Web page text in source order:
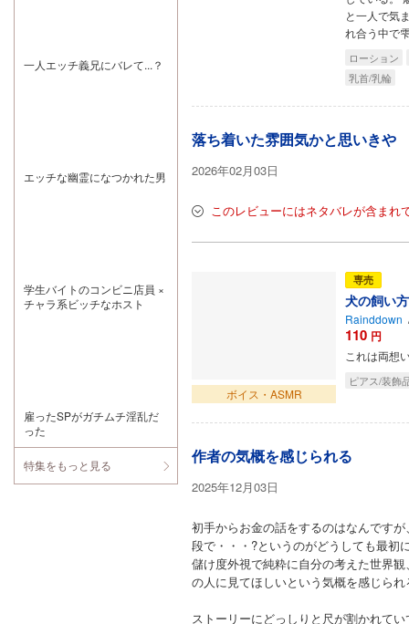
と一人で気
れ合う中で
ローション
乳首/乳輪
落ち着いた雰囲気かと思いきや
2026年02月03日
このレビューにはネタバレが含まれ
ボイス・ASMR
専売
犬の飼い方
Rainddown
110 円
これは両想
ピアス/装飾
作者の気概を感じられる
2025年12月03日
初手からお金の話をするのはなんです
段で・・・?というのがどうしても最初
儲け度外視で純粋に自分の考えた世界
の人に見てほしいという気概を感じられ
ストーリーにどっしりと尺が割かれて
こまでキャラク
ターの感情や関
魅力的に感じま
になって笑って
しまいました笑
やり言わされる
いです あいもか
わらず、このシ
リーズは私の中
で不動のナンバ
書いてくれても
一人エッチ義兄にバレて...？
エッチな幽霊になつかれた男
学生バイトのコンビニ店員 ×
チャラ系ビッチなホスト
雇ったSPがガチムチ淫乱だ
った
特集をもっと見る